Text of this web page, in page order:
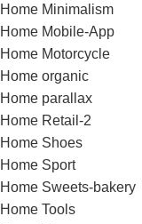
Home Minimalism
Home Mobile-App
Home Motorcycle
Home organic
Home parallax
Home Retail-2
Home Shoes
Home Sport
Home Sweets-bakery
Home Tools